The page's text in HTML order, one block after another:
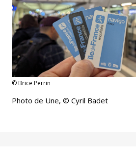
© Brice Perrin
Photo de Une, © Cyril Badet